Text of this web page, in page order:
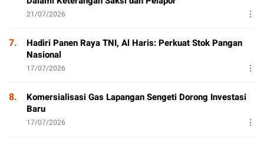
21/07/2026
7.
Hadiri Panen Raya TNI, Al Haris: Perkuat Stok Pangan
Nasional
17/07/2026
8.
Komersialisasi Gas Lapangan Sengeti Dorong Investasi
Baru
17/07/2026